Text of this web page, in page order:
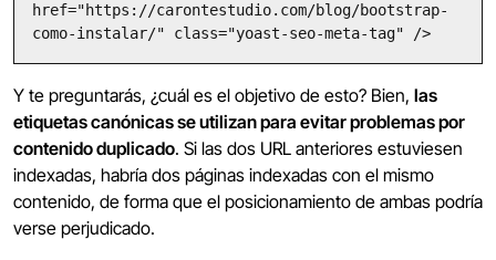
href="https://carontestudio.com/blog/bootstrap-
como-instalar/" class="yoast-seo-meta-tag" />
Y te preguntarás, ¿cuál es el objetivo de esto? Bien, las
etiquetas canónicas se utilizan para evitar problemas por
contenido duplicado. Si las dos URL anteriores estuviesen
indexadas, habría dos páginas indexadas con el mismo
contenido, de forma que el posicionamiento de ambas podría
verse perjudicado.